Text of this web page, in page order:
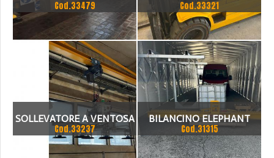
MARTE
Cod.33479
XE 20
Cod.33321
SOLLEVATORE A VENTOSA
EBERLE
Cod.33237
BILANCINO ELEPHANT
NUOVO PORTATA 2000 KG
Cod.31315